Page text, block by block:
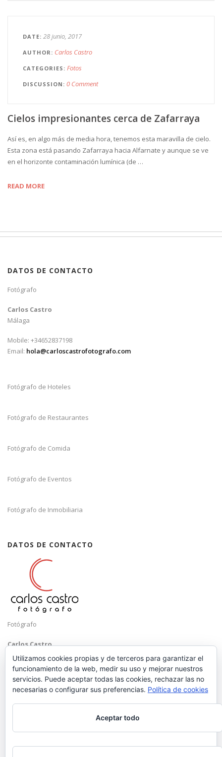
DATE 28 junio, 2017
AUTHOR Carlos Castro
CATEGORIES Fotos
DISCUSSION 0 Comment
Cielos impresionantes cerca de Zafarraya
Así es, en algo más de media hora, tenemos esta maravilla de cielo.
Esta zona está pasando Zafarraya hacia Alfarnate y aunque se ve
en el horizonte contaminación lumínica (de …
READ MORE
DATOS DE CONTACTO
Fotógrafo
Carlos Castro
Málaga
Mobile: +34652837198
Email: hola@carloscastrofotografo.com
Fotógrafo de Hoteles
Fotógrafo de Restaurantes
Fotógrafo de Comida
Fotógrafo de Eventos
Fotógrafo de Inmobiliaria
DATOS DE CONTACTO
Fotógrafo
Carlos Castro
Málaga
Mobile: +34 652 83 71 98
hola@carloscastrofotografo.com
Utilizamos cookies propias y de terceros para garantizar el
funcionamiento de la web, medir su uso y mejorar nuestros
servicios. Puede aceptar todas las cookies, rechazar las no
necesarias o configurar sus preferencias. Política de cookies
Aceptar todo